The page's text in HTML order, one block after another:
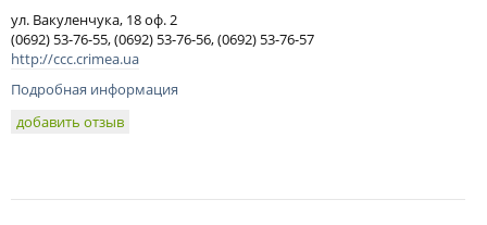
ул. Вакуленчука, 18 оф. 2
(0692) 53-76-55, (0692) 53-76-56, (0692) 53-76-57
http://ccc.crimea.ua
Подробная информация
добавить отзыв